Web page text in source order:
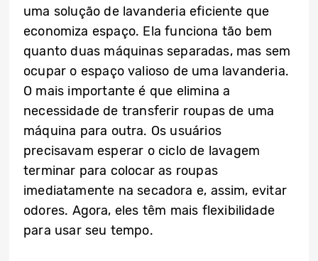
uma solução de lavanderia eficiente que
economiza espaço. Ela funciona tão bem
quanto duas máquinas separadas, mas sem
ocupar o espaço valioso de uma lavanderia.
O mais importante é que elimina a
necessidade de transferir roupas de uma
máquina para outra. Os usuários
precisavam esperar o ciclo de lavagem
terminar para colocar as roupas
imediatamente na secadora e, assim, evitar
odores. Agora, eles têm mais flexibilidade
para usar seu tempo.